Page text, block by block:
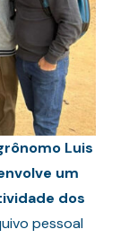
Luis
um
dos
pessoal